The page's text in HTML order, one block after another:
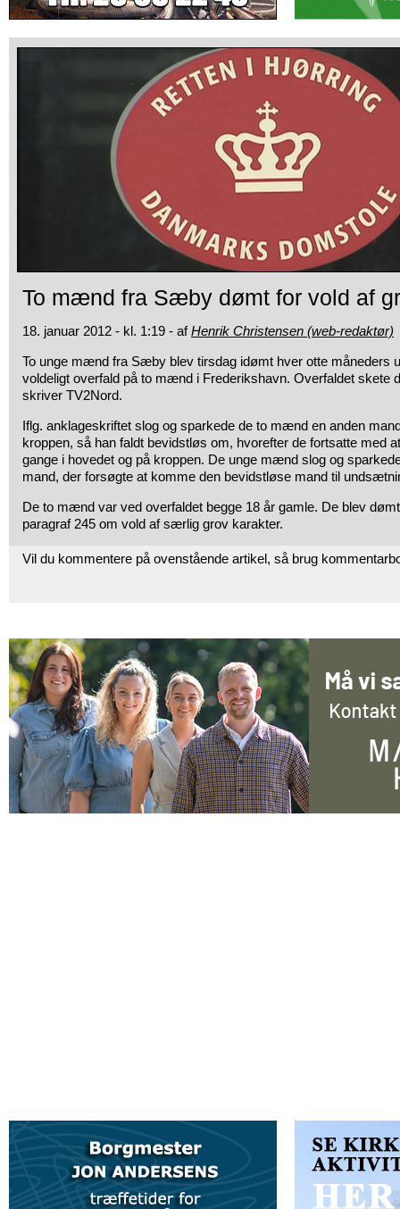
To mænd fra Sæby dømt for vold af
18. januar 2012 - kl. 1:19 - afHenrik Christensen (web-redaktør)
To unge mænd fra Sæby blev tirsdag idømt hver otte måneders
voldeligt overfald på to mænd i Frederikshavn. Overfaldet skete
skriver TV2Nord.
Iflg. anklageskriftet slog og sparkede de to mænd en anden
kroppen, så han faldt bevidstløs om, hvorefter de fortsatte med
gange i hovedet og på kroppen. De unge mænd slog og
mand, der forsøgte at komme den bevidstløse mand til
De to mænd var ved overfaldet begge 18 år gamle. De blev
paragraf 245 om vold af særlig grov karakter.
Vil du kommentere på ovenstående artikel, så brug